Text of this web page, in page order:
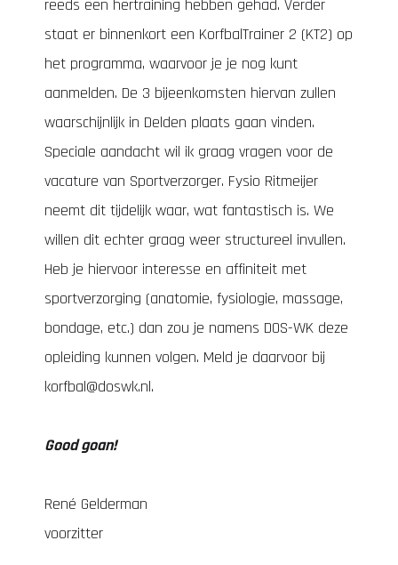
reeds een hertraining hebben gehad. Verder
staat er binnenkort een KorfbalTrainer 2 (KT2) op
het programma, waarvoor je je nog kunt
aanmelden. De 3 bijeenkomsten hiervan zullen
waarschijnlijk in Delden plaats gaan vinden.
Speciale aandacht wil ik graag vragen voor de
vacature van Sportverzorger. Fysio Ritmeijer
neemt dit tijdelijk waar, wat fantastisch is. We
willen dit echter graag weer structureel invullen.
Heb je hiervoor interesse en affiniteit met
sportverzorging (anatomie, fysiologie, massage,
bondage, etc.) dan zou je namens DOS-WK deze
opleiding kunnen volgen. Meld je daarvoor bij
korfbal@doswk.nl.
Good goan!
René Gelderman
voorzitter